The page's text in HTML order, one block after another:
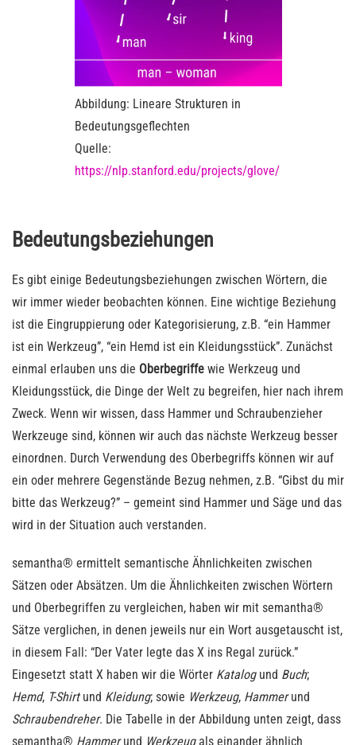
Abbildung: Lineare Strukturen in
Bedeutungsgeflechten
Quelle:
https://nlp.stanford.edu/projects/glove/
Bedeutungsbeziehungen
Es gibt einige Bedeutungsbeziehungen zwischen Wörtern, die
wir immer wieder beobachten können. Eine wichtige Beziehung
ist die Eingruppierung oder Kategorisierung, z.B. “ein Hammer
ist ein Werkzeug”, “ein Hemd ist ein Kleidungsstück”. Zunächst
einmal erlauben uns die Oberbegriffe wie Werkzeug und
Kleidungsstück, die Dinge der Welt zu begreifen, hier nach ihrem
Zweck. Wenn wir wissen, dass Hammer und Schraubenzieher
Werkzeuge sind, können wir auch das nächste Werkzeug besser
einordnen. Durch Verwendung des Oberbegriffs können wir auf
ein oder mehrere Gegenstände Bezug nehmen, z.B. “Gibst du mir
bitte das Werkzeug?” – gemeint sind Hammer und Säge und das
wird in der Situation auch verstanden.
semantha® ermittelt semantische Ähnlichkeiten zwischen
Sätzen oder Absätzen. Um die Ähnlichkeiten zwischen Wörtern
und Oberbegriffen zu vergleichen, haben wir mit semantha®
Sätze verglichen, in denen jeweils nur ein Wort ausgetauscht ist,
in diesem Fall: “Der Vater legte das X ins Regal zurück.”
Eingesetzt statt X haben wir die Wörter Katalogund Buch;
Hemd, T-Shirtund Kleidung; sowie Werkzeug, Hammerund
Schraubendreher. Die Tabelle in der Abbildung unten zeigt, dass
semantha® Hammerund Werkzeugals einander ähnlich